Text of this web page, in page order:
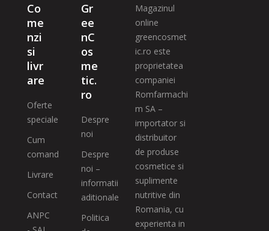
Co
me
nzi
si
livr
are
Oferte
speciale
Cum
comand
Livrare
Contact
ANPC
Gr
ee
nC
os
me
tic.
ro
Despre
noi
Despre
noi –
informatii
aditionale
Politica
Magazinul
online
greencosmet
ic.ro este
proprietatea
companiei
Romfarmachi
m SA –
importator si
distribuitor
de produse
cosmetice si
suplimente
nutritive din
Romania, cu
experienta in